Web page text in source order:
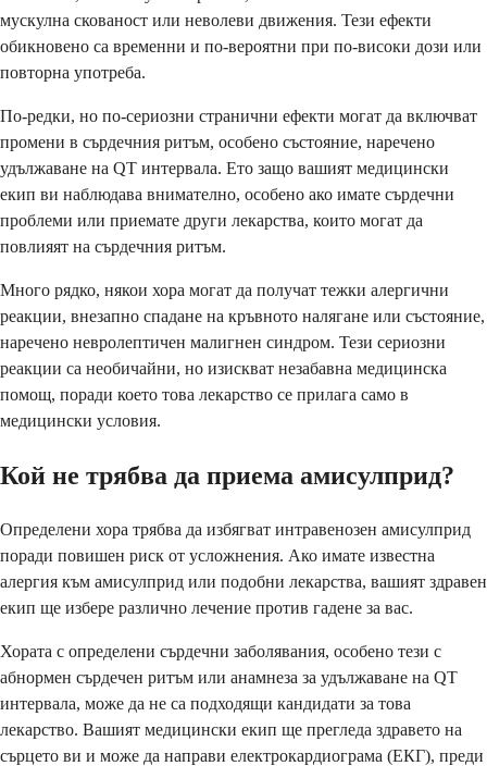
мускулна скованост или неволеви движения. Тези ефекти
обикновено са временни и по-вероятни при по-високи дози или
повторна употреба.
По-редки, но по-сериозни странични ефекти могат да включват
промени в сърдечния ритъм, особено състояние, наречено
удължаване на QT интервала. Ето защо вашият медицински
екип ви наблюдава внимателно, особено ако имате сърдечни
проблеми или приемате други лекарства, които могат да
повлияят на сърдечния ритъм.
Много рядко, някои хора могат да получат тежки алергични
реакции, внезапно спадане на кръвното налягане или състояние,
наречено невролептичен малигнен синдром. Тези сериозни
реакции са необичайни, но изискват незабавна медицинска
помощ, поради което това лекарство се прилага само в
медицински условия.
Кой не трябва да приема амисулприд?
Определени хора трябва да избягват интравенозен амисулприд
поради повишен риск от усложнения. Ако имате известна
алергия към амисулприд или подобни лекарства, вашият здравен
екип ще избере различно лечение против гадене за вас.
Хората с определени сърдечни заболявания, особено тези с
абнормен сърдечен ритъм или анамнеза за удължаване на QT
интервала, може да не са подходящи кандидати за това
лекарство. Вашият медицински екип ще прегледа здравето на
сърцето ви и може да направи електрокардиограма (ЕКГ), преди